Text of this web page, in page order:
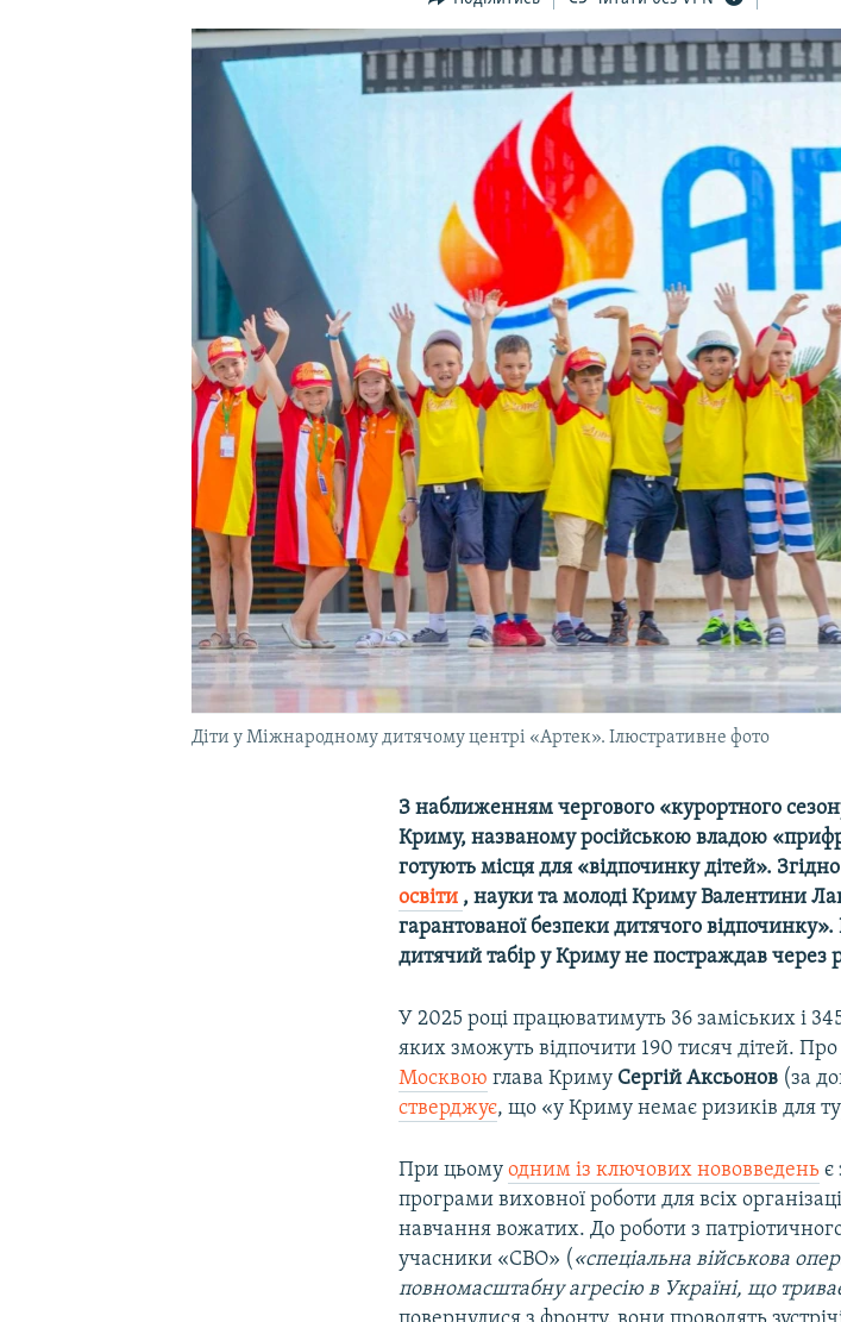
УКРАЇНСЬКА ПРОБЛЕМА КРИМУ
Діти у Міжнародному дитячому центрі «Артек». Ілюстративне фото
З наближенням чергового «курортного
Криму, названому російською владою
готують місця для «відпочинку дітей».
освіти , науки та молоді Криму Валентини
гарантованої безпеки дитячого
дитячий табір у Криму не постраждав через
У 2025 році працюватимуть 36 заміських і
яких зможуть відпочити 190 тисяч дітей.
Москвою глава Криму Сергій Аксьонов (за
стверджує, що «у Криму немає ризиків для
При цьомуодним із ключових нововведень є
програми виховної роботи для всіх
навчання вожатих. До роботи з
учасники «СВО» ( «спеціальна військова
повномасштабну агресію в Україні, що